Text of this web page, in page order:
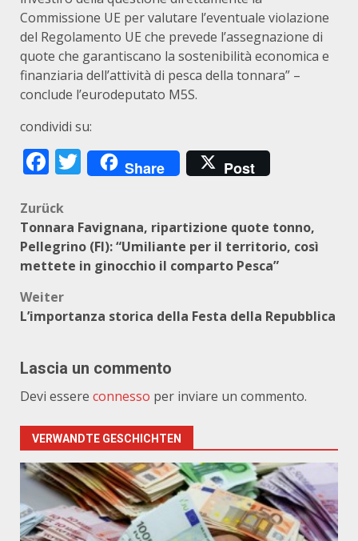
Commissione UE per valutare l’eventuale violazione
del Regolamento UE che prevede l’assegnazione di
quote che garantiscano la sostenibilità economica e
finanziaria dell’attività di pesca della tonnara” –
conclude l’eurodeputato M5S.
condividi su:
Facebook
Twitter
Share Post
Beitragsnavigation
Zurück
Tonnara Favignana, ripartizione quote tonno,
Pellegrino (FI): “Umiliante per il territorio, così
mettete in ginocchio il comparto Pesca”
Weiter
L’importanza storica della Festa della Repubblica
Lascia un commento
Devi essere connesso per inviare un commento.
VERWANDTE GESCHICHTEN